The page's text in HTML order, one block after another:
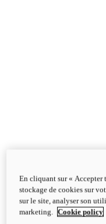
En cliquant sur « Accepter
stockage de cookies sur
sur le site, analyser son
marketing.
Cookie policy